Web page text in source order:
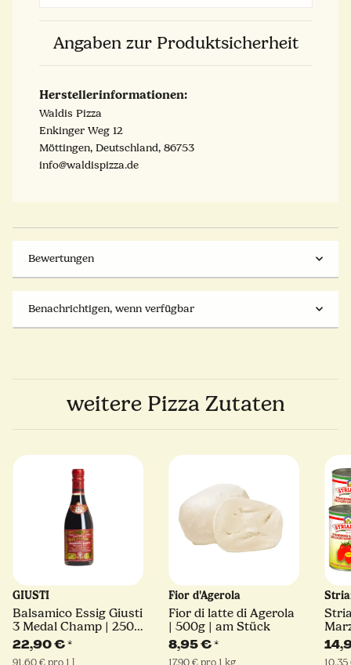
Angaben zur Produktsicherheit
Herstellerinformationen:
Waldis Pizza
Enkinger Weg 12
Möttingen, Deutschland, 86753
info@waldispizza.de
Bewertungen
Benachrichtigen, wenn verfügbar
weitere Pizza Zutaten
GIUSTI
Balsamico Essig Giusti
3 Medal Champ | 250
ml | Giuseppe Giusti
22,90 €*
91,60 € pro 1 l
Fior d'Agerola
Fior di latte di Agerola
| 500g | am Stück
8,95 €*
17,90 € pro 1 kg